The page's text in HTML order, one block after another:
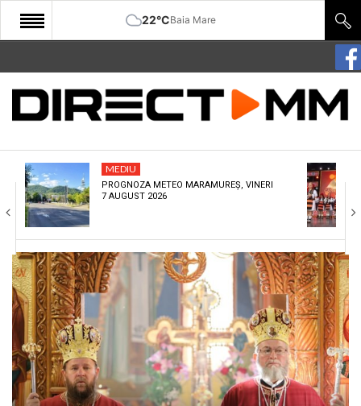
22°CBaia Mare
START
COMUNITATE
CULTURA
ECONOMIE
SANATATE
SPORT
SPECIAL
POLITIC
LIFE
MEDIU
PROGNOZA METEO MARAMUREȘ, VINERI
7 AUGUST 2026